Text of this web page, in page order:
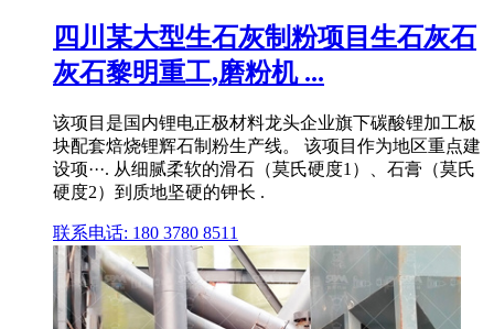
四川某大型生石灰制粉项目生石灰石
灰石黎明重工,磨粉机 ...
该项目是国内锂电正极材料龙头企业旗下碳酸锂加工板
块配套焙烧锂辉石制粉生产线。 该项目作为地区重点建
设项···. 从细腻柔软的滑石（莫氏硬度1）、石膏（莫氏
硬度2）到质地坚硬的钾长 .
联系电话: 180 3780 8511